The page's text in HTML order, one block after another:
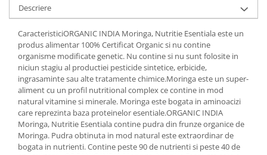
Deodorante
Mâini și Unghii
Creme mâini
Tratamente unghii
Cosmetice coreene
Beauty of Joseon
PETITFEE
Mary & May
COSRX
BIODANCE
Palmier pitic
Probiotice
Proteine din zer (Whey Protein)
Quercetin
Resveratrol
Scortisoara
Seleniu
Seminte de in
Descriere
CaracteristiciORGANIC INDIA Moringa, Nutritie Esentiala este un
produs alimentar 100% Certificat Organic si nu contine
organisme modificate genetic. Nu contine si nu sunt folosite in
niciun stagiu al productiei pesticide sintetice, erbicide,
ingrasaminte sau alte tratamente chimice.Moringa este un super-
aliment cu un profil nutritional complex ce contine in mod
natural vitamine si minerale. Moringa este bogata in aminoacizi
care reprezinta baza proteinelor esentiale.ORGANIC INDIA
Moringa, Nutritie Esentiala contine pudra din frunze organice de
Moringa. Pudra obtinuta in mod natural este extraordinar de
bogata in nutrienti. Contine peste 90 de nutrienti si peste 40 de